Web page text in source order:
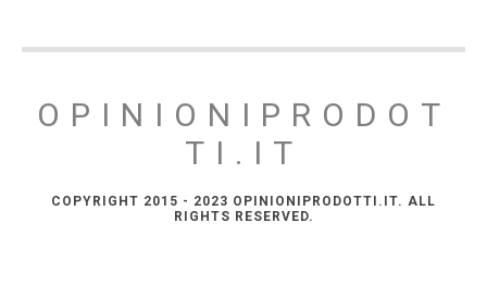
OPINIONIPRODOT
TI.IT
COPYRIGHT 2015 - 2023 OPINIONIPRODOTTI.IT. ALL
RIGHTS RESERVED.